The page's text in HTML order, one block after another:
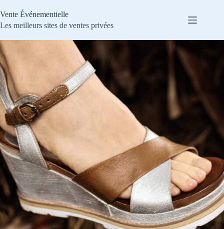
au
contenu
Vente Événementielle
Les meilleurs sites de ventes privées